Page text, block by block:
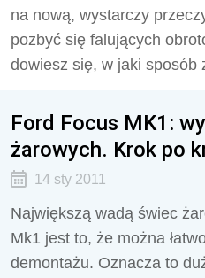
na nową, wystarczy
pozbyć się falujących
dowiesz się, w jaki sposób
Ford Focus MK1:
żarowych. Krok po
14 sty 2011
Największą wadą świec
Mk1 jest to, że można
demontażu. Oznacza to